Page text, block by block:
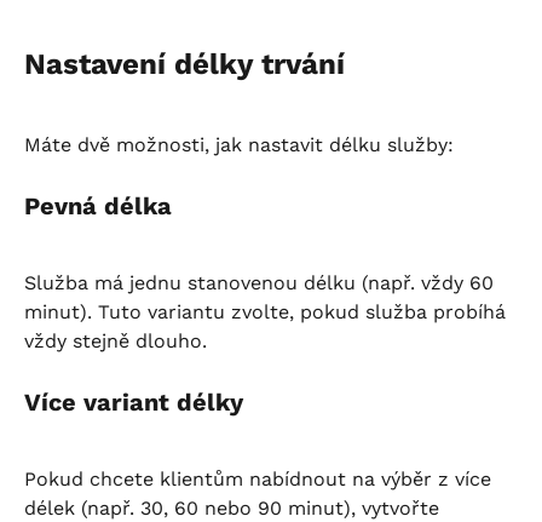
Nastavení délky trvání
Máte dvě možnosti, jak nastavit délku služby:
Pevná délka
Služba má jednu stanovenou délku (např. vždy 60
minut). Tuto variantu zvolte, pokud služba probíhá
vždy stejně dlouho.
Více variant délky
Pokud chcete klientům nabídnout na výběr z více
délek (např. 30, 60 nebo 90 minut), vytvořte